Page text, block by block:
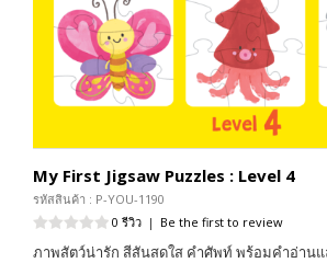
My First Jigsaw Puzzles : Level 4
รหัสสินค้า : P-YOU-1190
0 รีวิว | Be the first to review
ภาพสัตว์น่ารัก สีสันสดใส คำศัพท์ พร้อมคำอ่าน